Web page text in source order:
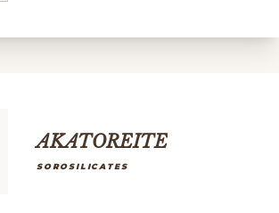
AKATOREITE
SOROSILICATES